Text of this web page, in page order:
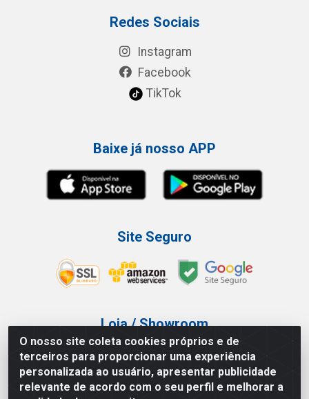
O nosso site coleta cookies próprios e de
terceiros para proporcionar uma experiência
personalizada ao usuário, apresentar publicidade
relevante de acordo com o seu perfil e melhorar a
Redes Sociais
Instagram
Facebook
TikTok
Baixe já nosso APP
Site Seguro
Loja / Showroom
Tel.: (11) 3227-0546
Av Vautier, 587/597 - Pari - São Paulo/SP